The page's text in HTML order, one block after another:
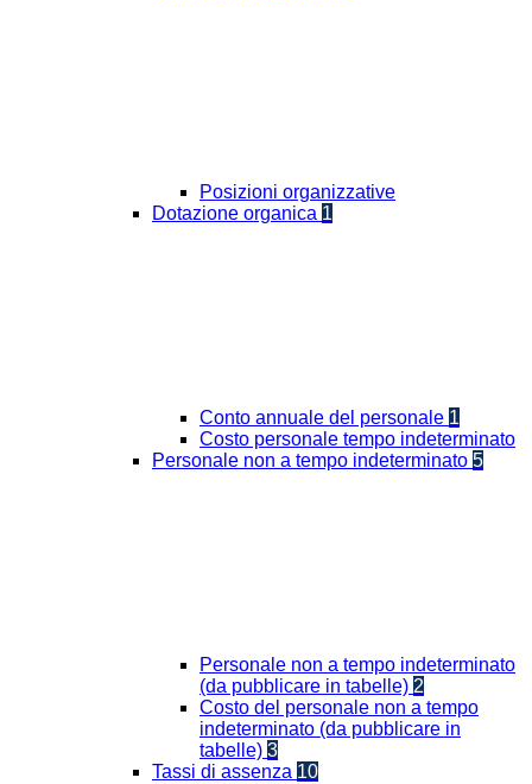
Posizioni organizzative
Dotazione organica 1
Conto annuale del personale 1
Costo personale tempo indeterminato
Personale non a tempo indeterminato 5
Personale non a tempo indeterminato
(da pubblicare in tabelle) 2
Costo del personale non a tempo
indeterminato (da pubblicare in
tabelle) 3
Tassi di assenza 10